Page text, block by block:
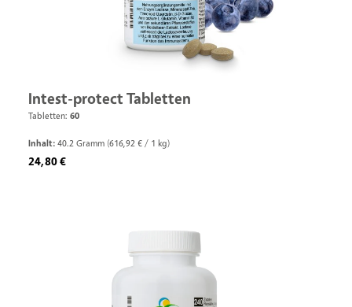
Intest-protect Tabletten
Tabletten: 60
Inhalt: 40.2 Gramm (616,92 € / 1 kg)
Regulärer Preis:
24,80 €